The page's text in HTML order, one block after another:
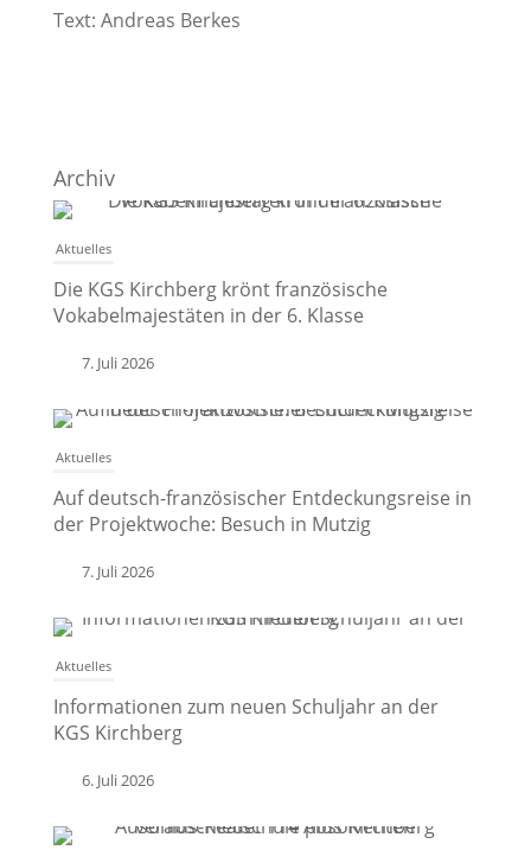
Text: Andreas Berkes
Archiv
Aktuelles
Die KGS Kirchberg krönt französische
Vokabelmajestäten in der 6. Klasse
7. Juli 2026
Aktuelles
Auf deutsch-französischer Entdeckungsreise in
der Projektwoche: Besuch in Mutzig
7. Juli 2026
Aktuelles
Informationen zum neuen Schuljahr an der
KGS Kirchberg
6. Juli 2026